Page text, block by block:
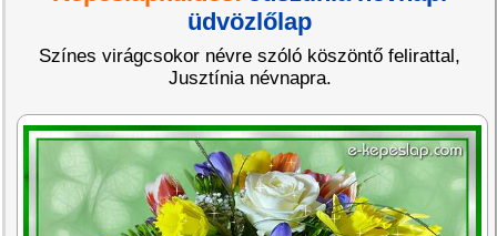
üdvözlőlap
Színes virágcsokor névre szóló köszöntő felirattal,
Jusztínia névnapra.